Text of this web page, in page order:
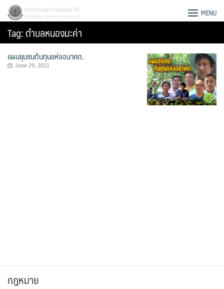
Skip
content
สภาเกษตรกรแห่งชาติ MENU
Tag:ตำบลหนองมะค่า
แผนชุมชนต้นทุนแห่งอนาคต.
June 29, 2021
กฎหมาย